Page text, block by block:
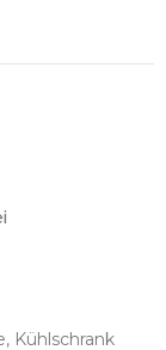
Kühlschrank